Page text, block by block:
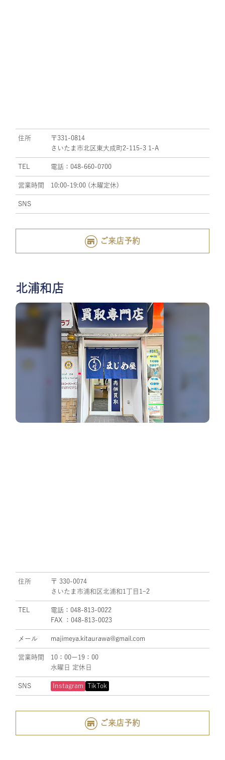
住所
〒331-0814
さいたま市北区東大成町2-115-3 1-A
TEL 電話：048-660-0700
営業時間 10:00-19:00 (木曜定休)
SNS
ご来店予約
北浦和店
住所
〒 330-0074
さいたま市浦和区北浦和1丁目1ｰ2
TEL
電話：048-813-0022
FAX ：048-813-0023
メール majimeya.kitaurawa@gmail.com
営業時間
10：00ー19：00
水曜日 定休日
SNS Instagram TikTok
ご来店予約